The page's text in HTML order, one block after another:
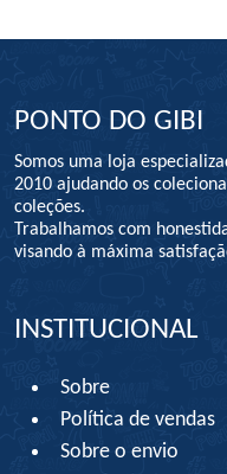
PONTO DO GIBI
Somos uma loja
2010 ajudando os
coleções.
Trabalhamos com
visando à máxima
INSTITUCIONAL
Sobre
Política de vendas
Sobre o envio